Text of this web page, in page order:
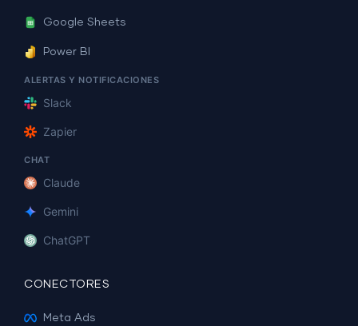
Google Sheets
Power BI
ALERTAS Y NOTIFICACIONES
Slack
Zapier
CHAT
Claude
Gemini
ChatGPT
CONECTORES
Meta Ads